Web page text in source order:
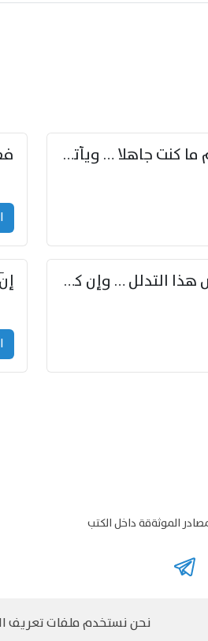
ستبدي لك الأيام ما كنت جاهلا … ويأتيك بالأخبار من لم تزوّد
أفاطم مهلا بعض هذا التدلل … وإن كنت قد أزمعت صرمي فأجملي
الموثةقة داخل الكتب
©حقوقنحن نستخدم ملفات تعريف